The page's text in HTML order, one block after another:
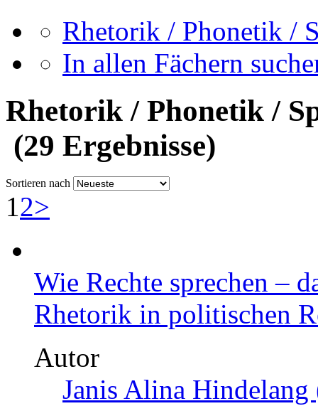
Rhetorik / Phonetik /
In allen Fächern
Rhetorik / Phonetik /
(29 Ergebnisse)
Sortieren nach
12>
Wie Rechte sprechen –
Rhetorik in politischen
Autor
Janis Alina